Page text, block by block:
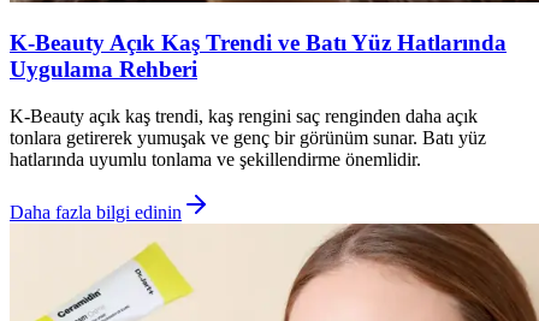
K-Beauty Açık Kaş Trendi ve Batı Yüz Hatlarında
Uygulama Rehberi
K-Beauty açık kaş trendi, kaş rengini saç renginden daha açık
tonlara getirerek yumuşak ve genç bir görünüm sunar. Batı yüz
hatlarında uyumlu tonlama ve şekillendirme önemlidir.
Daha fazla bilgi edinin